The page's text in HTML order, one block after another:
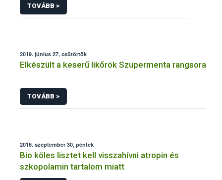
TOVÁBB >
2019. június 27, csütörtök
Elkészült a keserű likőrök Szupermenta rangsora
TOVÁBB >
2016. szeptember 30, péntek
Bio köles lisztet kell visszahívni atropin és
szkopolamin tartalom miatt